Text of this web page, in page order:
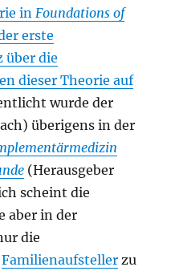
inFoundations of
erste
über die
dieser Theorie auf
wurde der
überigens in der
(Herausgeber
scheint die
aber in der
die
Familienaufsteller zu